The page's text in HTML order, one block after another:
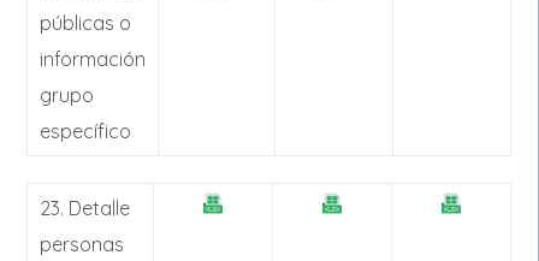
públicas o
información
grupo
específico
23. Detalle
personas